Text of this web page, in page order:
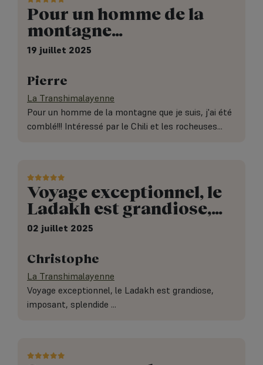
Pour un homme de la
montagne…
19 juillet 2025
Pierre
La Transhimalayenne
Pour un homme de la montagne que je suis, j'ai été
comblé!!! Intéressé par le Chili et les rocheuses...
Voyage exceptionnel, le
Ladakh est grandiose,…
02 juillet 2025
Christophe
La Transhimalayenne
Voyage exceptionnel, le Ladakh est grandiose,
imposant, splendide ...